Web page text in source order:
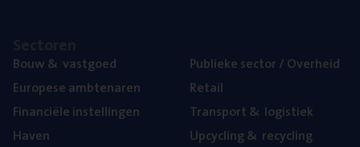
Bouw& vastgoed
Euro­pe­se ambtenaren
Finan­ci­ë­le instellingen
Haven
Publie­ke sec­tor / Overheid
Retail
Trans­port& logistiek
Upcy­cling& recycling